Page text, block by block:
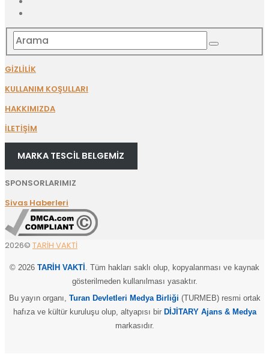
GİZLİLİK
KULLANIM KOŞULLARI
HAKKIMIZDA
İLETİŞİM
MARKA TESCİL BELGEMİZ
SPONSORLARIMIZ
Sivas Haberleri
2026© TARİH VAKTİ
© 2026 TARİH VAKTİ . Tüm hakları saklı olup, kopyalanması ve kaynak
gösterilmeden kullanılması yasaktır.
Bu yayın organı, Turan Devletleri Medya Birliği (TURMEB) resmi ortak
hafıza ve kültür kuruluşu olup, altyapısı bir DİJİTARY Ajans & Medya
markasıdır.